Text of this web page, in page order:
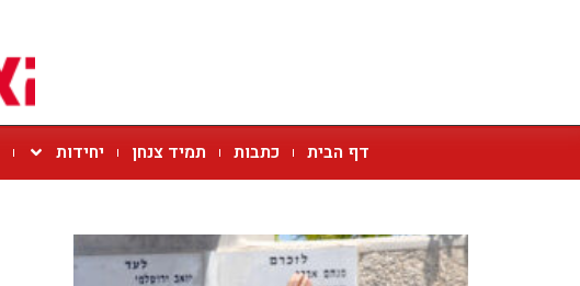
דף הבית כתבות תמיד צנחן יחידות